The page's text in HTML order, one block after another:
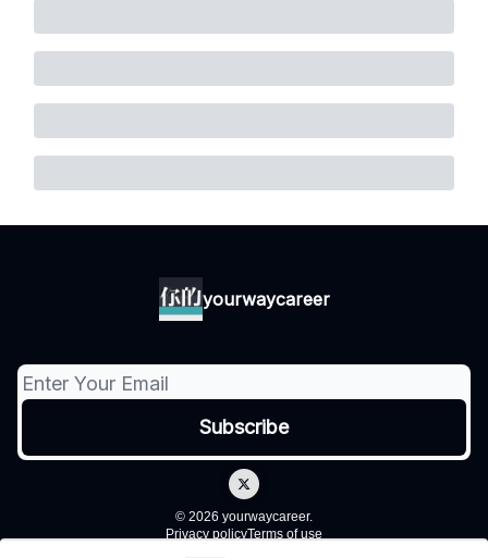
yourwaycareer
© 2026 yourwaycareer.
Privacy policyTerms of use